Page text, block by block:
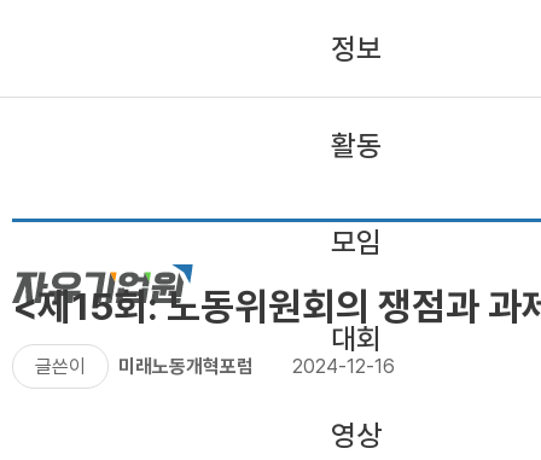
정보
활동
모임
대회
영상
<제15회: 노동위원회의 쟁점과 과
글쓴이 미래노동개혁포럼 2024-12-16